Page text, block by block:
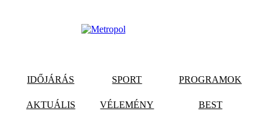
IDŐJÁRÁS SPORT PROGRAMOK
AKTUÁLIS VÉLEMÉNY BEST